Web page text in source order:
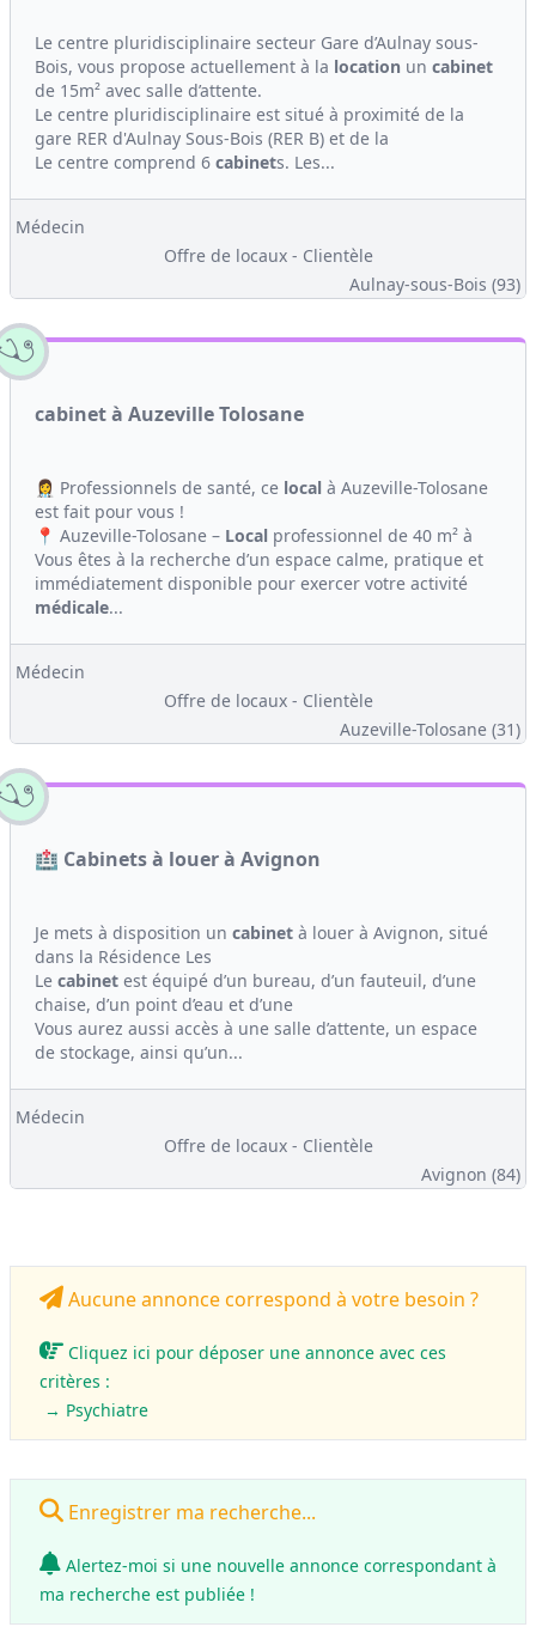
Le centre pluridisciplinaire secteur Gare d’Aulnay sous-
Bois, vous propose actuellement à la location un cabinet
de 15m² avec salle d’attente.
Le centre pluridisciplinaire est situé à proximité de la
gare RER d'Aulnay Sous-Bois (RER B) et de la
Le centre comprend 6 cabinets. Les...
Médecin
Offre de locaux - Clientèle
Aulnay-sous-Bois (93)
cabinet à Auzeville Tolosane
👩‍⚕️ Professionnels de santé, ce local à Auzeville-Tolosane
est fait pour vous !
📍 Auzeville-Tolosane – Local professionnel de 40 m² à
Vous êtes à la recherche d’un espace calme, pratique et
immédiatement disponible pour exercer votre activité
médicale...
Médecin
Offre de locaux - Clientèle
Auzeville-Tolosane (31)
🏥 Cabinets à louer à Avignon
Je mets à disposition un cabinet à louer à Avignon, situé
dans la Résidence Les
Le cabinet est équipé d’un bureau, d’un fauteuil, d’une
chaise, d’un point d’eau et d’une
Vous aurez aussi accès à une salle d’attente, un espace
de stockage, ainsi qu’un...
Médecin
Offre de locaux - Clientèle
Avignon (84)
Aucune annonce correspond à votre besoin ?
Cliquez ici pour déposer une annonce avec ces
critères :
→ Psychiatre
Enregistrer ma recherche...
Alertez-moi si une nouvelle annonce correspondant à
ma recherche est publiée !